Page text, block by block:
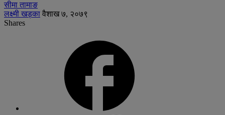
सीमा तामाङ
लक्ष्मी खड्का वैशाख ७, २०७९
Shares